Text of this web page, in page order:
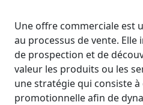
Une offre commerciale est
au processus de vente.
de prospection et de
valeur les produits ou les
une stratégie qui consiste
promotionnelle afin de